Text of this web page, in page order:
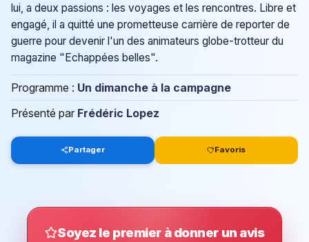
lui, a deux passions : les voyages et les rencontres. Libre et
engagé, il a quitté une prometteuse carrière de reporter de
guerre pour devenir l'un des animateurs globe-trotteur du
magazine "Echappées belles".
Programme : Un dimanche à la campagne
Présenté par Frédéric Lopez
Partager Favoris
Soyez le premier à donner un avis